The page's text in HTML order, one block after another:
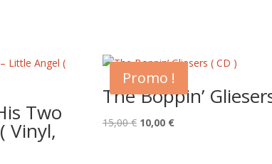
Two
Vinyl,
Promo !
The Boppin’
15,00€ Le
10,00 €Le